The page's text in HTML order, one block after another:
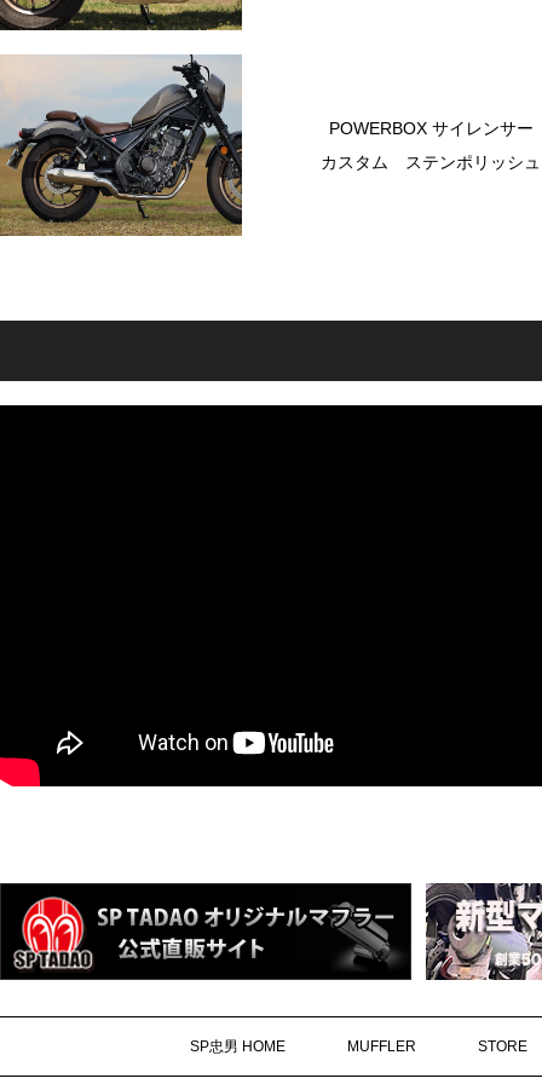
POWERBOX サイレンサー
カスタム ステンポリッシュ
SP忠男 HOME MUFFLER STORE